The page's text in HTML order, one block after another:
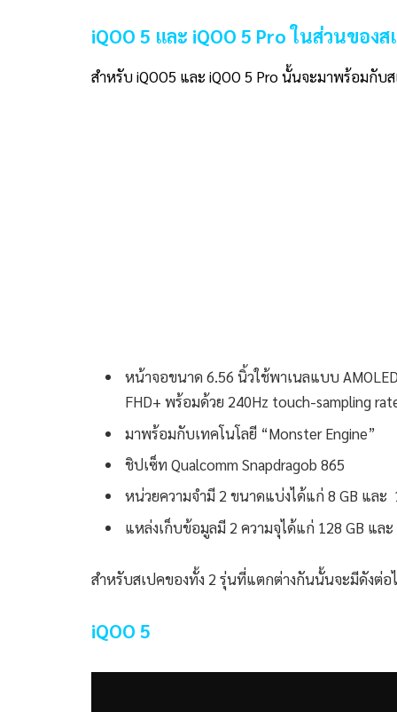
iQOO 5 และ iQOO 5 Pro ในส่วนของ
สำหรับ iQOO5 และ iQOO 5 Pro นั้นจะมาพร้อมกั
หน้าจอขนาด 6.56 นิ้วใช้พาเนลแบบ
FHD+ พร้อมด้วย 240Hz touch-sampling
มาพร้อมกับเทคโนโลยี “Monster Engine”
ชิปเซ็ท Qualcomm Snapdragob 865
หน่วยความจำมี 2 ขนาดแบ่งได้แก่ 8 GB และ
แหล่งเก็บข้อมูลมี 2 ความจุได้แก่ 128 GB และ
สำหรับสเปคของทั้ง 2 รุ่นที่แตกต่างกันนั้นจะมีดังต่อ
iQOO 5